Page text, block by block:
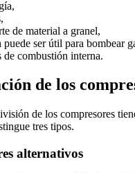
de material a granel,
puede ser útil para bombear
de combustión interna.
de los
de los compresores
tres tipos.
alternativos